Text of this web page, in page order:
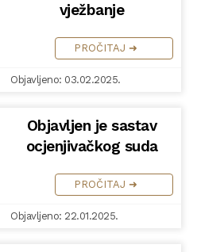
vježbanje
PROČITAJ ➜
Objavljeno: 03.02.2025.
Objavljen je sastav
ocjenjivačkog suda
PROČITAJ ➜
Objavljeno: 22.01.2025.